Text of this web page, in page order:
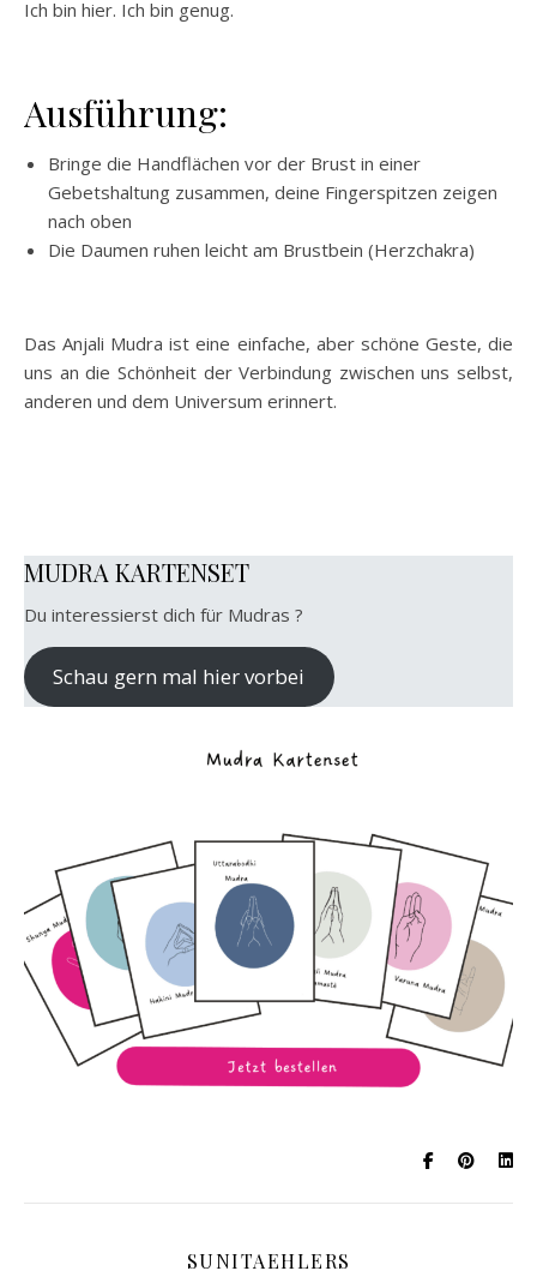
Ich bin hier. Ich bin genug.
Ausführung:
Bringe die Handflächen vor der Brust in einer
Gebetshaltung zusammen, deine Fingerspitzen zeigen
nach oben
Die Daumen ruhen leicht am Brustbein (Herzchakra)
Das Anjali Mudra ist eine einfache, aber schöne Geste, die
uns an die Schönheit der Verbindung zwischen uns selbst,
anderen und dem Universum erinnert.
MUDRA KARTENSET
Du interessierst dich für Mudras ?
Schau gern mal hier vorbei
SUNITAEHLERS